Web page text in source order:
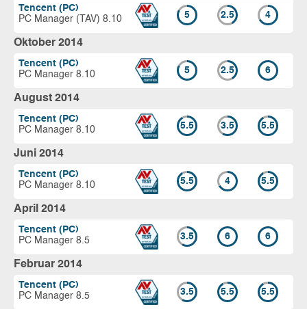
Tencent (PC)
PC Manager (TAV) 8.10
5 2.5 4
Oktober 2014
Tencent (PC)
PC Manager 8.10
5 2.5 6
August 2014
Tencent (PC)
PC Manager 8.10
5.5 3.5 5.5
Juni 2014
Tencent (PC)
PC Manager 8.10
5.5 4 5.5
April 2014
Tencent (PC)
PC Manager 8.5
3.5 6 6
Februar 2014
Tencent (PC)
PC Manager 8.5
3.5 5.5 5.5